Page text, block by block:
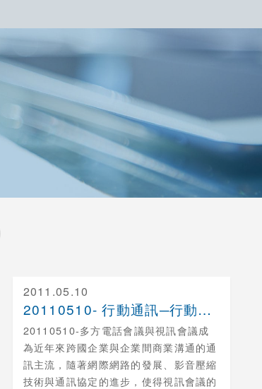
2011.05.10
20110510- 行動通訊─行動商務人員的最佳利....
20110510-多方電話會議與視訊會議成
為近年來跨國企業與企業間商業溝通的通
訊主流，隨著網際網路的發展、影音壓縮
技術與通訊協定的進步，使得視訊會議的